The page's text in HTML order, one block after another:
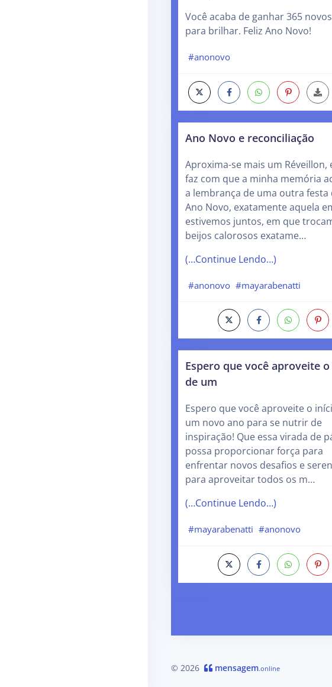
Você acaba de ganhar 365
para brilhar. Feliz Ano Novo!
#anonovo
Ano Novo e reconciliação
Aproxima-se mais um Réveillon,
faz com que a minha memória
a lembrança de uma outra festa
Ano Novo, exatamente aquela
estivemos juntos, em que
beijos calorosos exatame…
(…Continue Lendo…)
#anonovo #mayarabenatti
Espero que você aproveite
de um
Espero que você aproveite o
um novo ano para se nutrir de
inspiração! Que essa virada de
possa proporcionar força para
enfrentar novos desafios e
para aproveitar todos os m…
(…Continue Lendo…)
#mayarabenatti #anonovo
© 2026 mensagem.online